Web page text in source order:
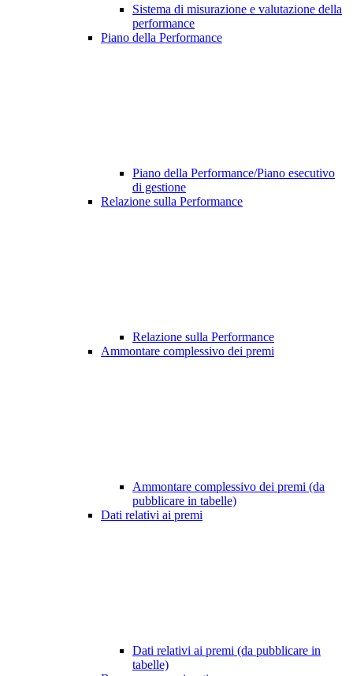
Sistema di misurazione e valutazione della
performance
Piano della Performance
Piano della Performance/Piano esecutivo
di gestione
Relazione sulla Performance
Relazione sulla Performance
Ammontare complessivo dei premi
Ammontare complessivo dei premi (da
pubblicare in tabelle)
Dati relativi ai premi
Dati relativi ai premi (da pubblicare in
tabelle)